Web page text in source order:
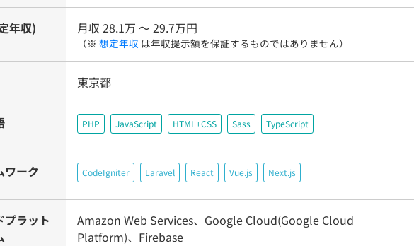
年収) 月収 28.1万 〜 29.7万円
（※ 想定年収 は年収提示額を保証するものではありません）
東京都
PHP JavaScript HTML+CSS Sass TypeScript
ワーク CodeIgniter Laravel React Vue.js Next.js
プラット
Amazon Web Services、Google Cloud(Google Cloud
Platform)、Firebase